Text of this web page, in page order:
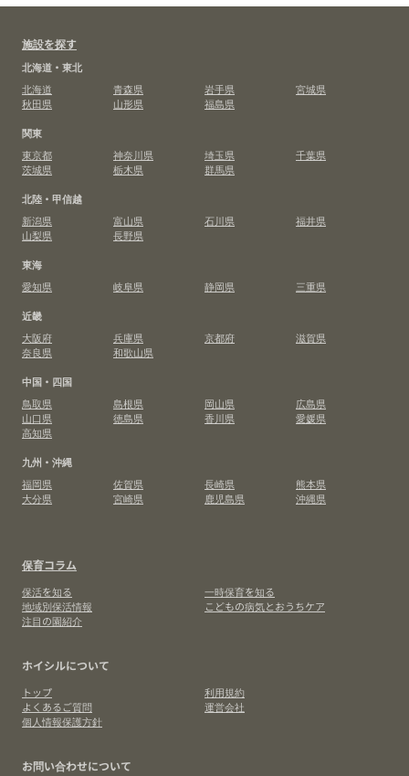
施設を探す
北海道・東北
北海道
青森県 岩手県
宮城県
秋田県
山形県
福島県
関東
東京都
神奈川県 埼玉県
千葉県
茨城県
栃木県
群馬県
北陸・甲信越
新潟県
富山県 石川県
福井県
山梨県
長野県
東海
愛知県
岐阜県 静岡県
三重県
近畿
大阪府
兵庫県 京都府
滋賀県
奈良県
和歌山県
中国・四国
鳥取県
島根県 岡山県
広島県
山口県
徳島県 香川県
愛媛県
高知県
九州・沖縄
福岡県
佐賀県 長崎県
熊本県
大分県
宮崎県 鹿児島県 沖縄県
保育コラム
保活を知る
一時保育を知る
地域別保活情報
こどもの病気とおうちケア
注目の園紹介
ホイシルについて
トップ
利用規約
よくあるご質問
運営会社
個人情報保護方針
お問い合わせについて